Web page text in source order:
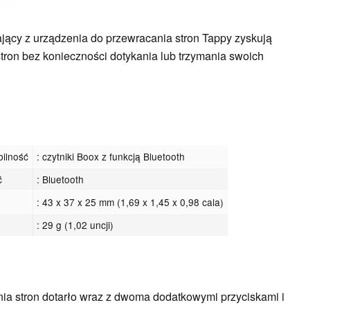
z urządzenia do przewracania stron Tappy zyskują
bez konieczności dotykania lub trzymania swoich
: czytniki Boox z funkcją Bluetooth
: Bluetooth
: 43 x 37 x 25 mm (1,69 x 1,45 x 0,98 cala)
: 29 g (1,02 uncji)
stron dotarło wraz z dwoma dodatkowymi przyciskami i